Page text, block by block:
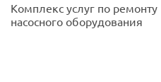
Комплекс услуг по ремонту
насосного оборудования